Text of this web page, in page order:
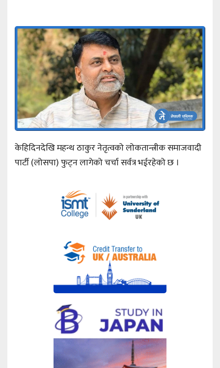
केहिदिनदेखि महन्थ ठाकुर नेतृत्वको लोकतान्त्रीक समाजवादी
पार्टी (लोसपा) फुट्न लागेको चर्चा सर्वत्र भईरहेको छ ।